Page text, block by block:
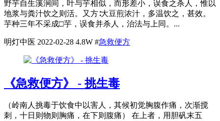
野芋自生溪涧间，叶与芋相似，而形差小，误食之杀人，惟以
地浆与粪汁饮之则活。又方∶大豆煎浓汁，多温饮之，甚效。
芋种三年不采成□芋，误食并杀人，治法与上同。...
明灯中医 2022-02-28 4.8W #急救便方
《急救便方》 - 挑生毒
（岭南人挑毒于饮食中以害人，其候初觉胸腹作痛，次渐搅
刺，十日则物则胸痛，在下则腹痛） 在上者，用胆矾末五